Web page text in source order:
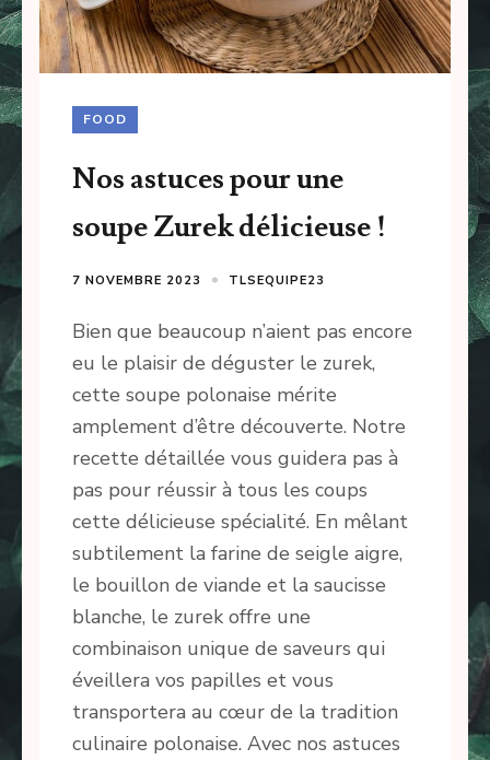
FOOD
Nos astuces pour une
soupe Zurek délicieuse !
7 NOVEMBRE 2023 TLSEQUIPE23
Bien que beaucoup n’aient pas encore
eu le plaisir de déguster le zurek,
cette soupe polonaise mérite
amplement d’être découverte. Notre
recette détaillée vous guidera pas à
pas pour réussir à tous les coups
cette délicieuse spécialité. En mêlant
subtilement la farine de seigle aigre,
le bouillon de viande et la saucisse
blanche, le zurek offre une
combinaison unique de saveurs qui
éveillera vos papilles et vous
transportera au cœur de la tradition
culinaire polonaise. Avec nos astuces